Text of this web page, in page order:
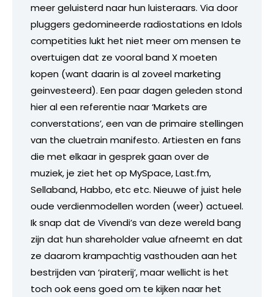
meer geluisterd naar hun luisteraars. Via door
pluggers gedomineerde radiostations en Idols
competities lukt het niet meer om mensen te
overtuigen dat ze vooral band X moeten
kopen (want daarin is al zoveel marketing
geinvesteerd). Een paar dagen geleden stond
hier al een referentie naar ‘Markets are
converstations’, een van de primaire stellingen
van the cluetrain manifesto. Artiesten en fans
die met elkaar in gesprek gaan over de
muziek, je ziet het op MySpace, Last.fm,
Sellaband, Habbo, etc etc. Nieuwe of juist hele
oude verdienmodellen worden (weer) actueel.
Ik snap dat de Vivendi’s van deze wereld bang
zijn dat hun shareholder value afneemt en dat
ze daarom krampachtig vasthouden aan het
bestrijden van ‘piraterij’, maar wellicht is het
toch ook eens goed om te kijken naar het